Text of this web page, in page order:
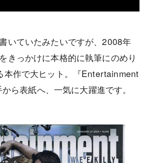
いていたみたいですが、2008年
きっかけに本格的に執筆にのめり
本作で大ヒット。『Entertainment
ら表紙へ、一気に大躍進です。